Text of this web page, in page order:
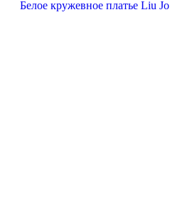
Белое кружевное платье Liu Jo